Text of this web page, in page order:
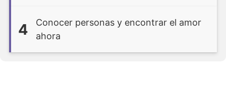
4
Conocer personas y encontrar el amor
ahora